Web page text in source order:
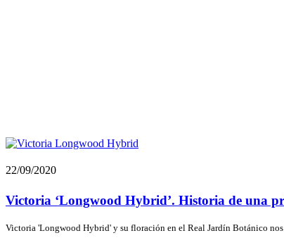
22/09/2020
Victoria ‘Longwood Hybrid’. Historia de una
Victoria 'Longwood Hybrid' y su floración en el Real Jardín Botánico